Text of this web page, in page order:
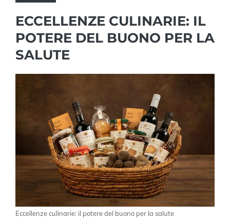
ECCELLENZE CULINARIE: IL
POTERE DEL BUONO PER LA
SALUTE
Eccellenze culinarie: il potere del buono per la salute